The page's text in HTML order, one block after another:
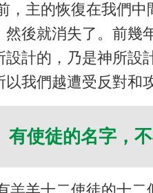
，主的恢復在我們
後就消失了。前
計的，乃是神所
我們越遭受反對和
使徒的名字，